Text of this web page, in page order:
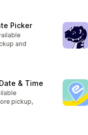
Picker
and
& Time
pickup,